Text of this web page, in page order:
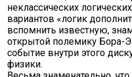
неклассических
вариантов «логик
вспомнить известную,
открытой полемику Бора-
событие внутри этого
физики.